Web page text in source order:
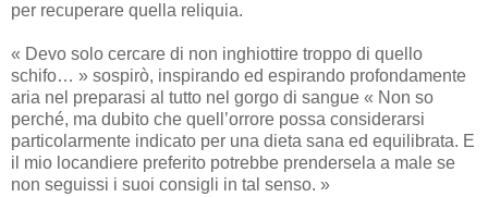
per recuperare quella reliquia.
« Devo solo cercare di non inghiottire troppo di quello
schifo… » sospirò, inspirando ed espirando profondamente
aria nel preparasi al tutto nel gorgo di sangue « Non so
perché, ma dubito che quell’orrore possa considerarsi
particolarmente indicato per una dieta sana ed equilibrata. E
il mio locandiere preferito potrebbe prendersela a male se
non seguissi i suoi consigli in tal senso. »